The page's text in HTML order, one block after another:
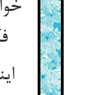
فکر آن می‌‌مانده‌‌ام‌‌